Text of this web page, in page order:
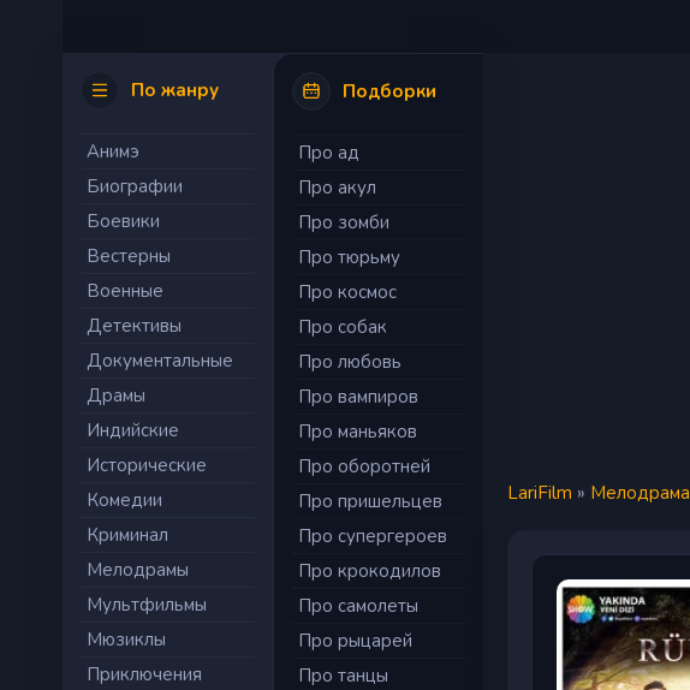
По жанру
Анимэ
Биографии
Боевики
Вестерны
Военные
Детективы
Документальные
Драмы
Индийские
Исторические
Комедии
Криминал
Мелодрамы
Мультфильмы
Мюзиклы
Приключения
Подборки
Про ад
Про акул
Про зомби
Про тюрьму
Про космос
Про собак
Про любовь
Про вампиров
Про маньяков
Про оборотней
Про пришельцев
Про супергероев
Про крокодилов
Про самолеты
Про рыцарей
Про танцы
LariFilm » Мелодрама